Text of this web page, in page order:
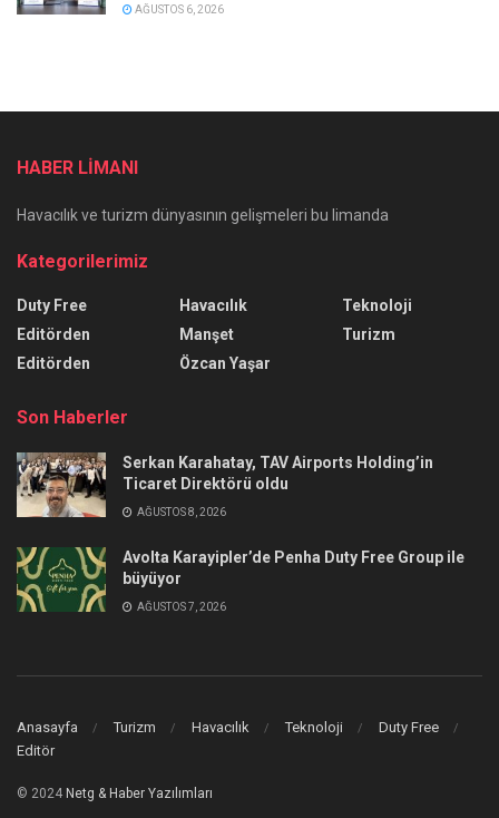
AĞUSTOS 6, 2026
HABER LİMANI
Havacılık ve turizm dünyasının gelişmeleri bu limanda
Kategorilerimiz
Duty Free
Editörden
Editörden
Havacılık
Manşet
Özcan Yaşar
Teknoloji
Turizm
Son Haberler
Serkan Karahatay, TAV Airports Holding’in
Ticaret Direktörü oldu
AĞUSTOS 8, 2026
Avolta Karayipler’de Penha Duty Free Group ile
büyüyor
AĞUSTOS 7, 2026
Anasayfa Turizm Havacılık Teknoloji
Duty Free
Editör
© 2024 Netg & Haber Yazılımları